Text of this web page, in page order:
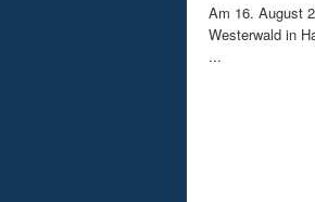
Am 16. August
Westerwald in
...